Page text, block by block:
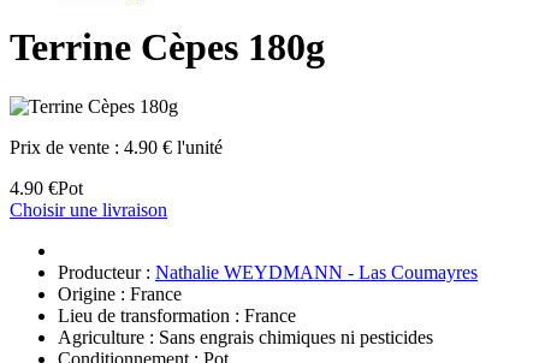
Terrine Cèpes 180g
Prix de vente : 4.90 € l'unité
4.90 €Pot
Choisir une livraison
Producteur : Nathalie WEYDMANN - Las Coumayres
Origine : France
Lieu de transformation : France
Agriculture : Sans engrais chimiques ni pesticides
Conditionnement : Pot